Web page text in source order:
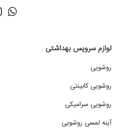
لوازم سرویس بهداشتی
روشویی
روشویی کابینتی
روشویی سرامیکی
آینه لمسی روشویی